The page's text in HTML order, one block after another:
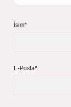
İsim*
E-Posta*